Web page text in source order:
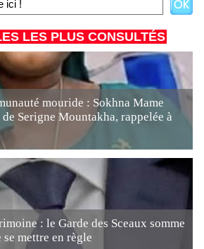
LES PLUS CONSULTÉS
mouride : Sokhna Mame
Serigne Mountakha, rappelée à
: le Garde des Sceaux somme
mettre en règle